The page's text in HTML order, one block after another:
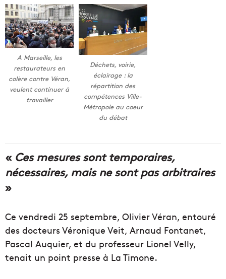
A Marseille, les
restaurateurs en
colère contre Véran,
veulent continuer à
travailler
Déchets, voirie,
éclairage : la
répartition des
compétences Ville-
Métropole au coeur
du débat
« Ces mesures sont temporaires,
nécessaires, mais ne sont pas arbitraires
»
Ce vendredi 25 septembre, Olivier Véran, entouré
des docteursVéronique Veit, Arnaud Fontanet,
Pascal Auquier, et du professeur Lionel Velly,
tenait un point presse à La Timone.